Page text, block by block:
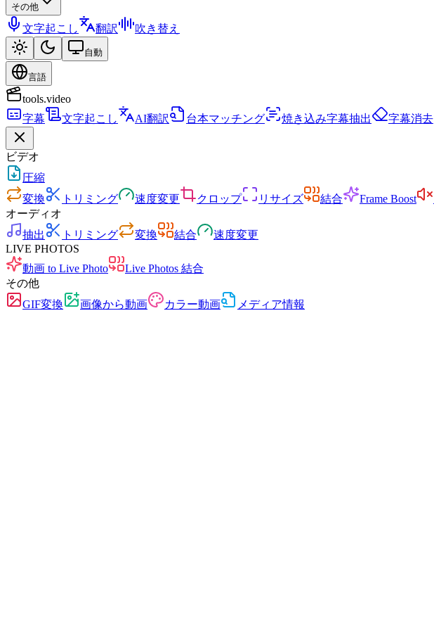
その他
文字起こし 翻訳 吹き替え
自動
言語
tools.video
字幕
文字起こし AI翻訳 台本マッチング 焼き込み字幕抽出 字幕消去
ビデオ
圧縮
変換
トリミング 速度変更 クロップ リサイズ 結合 Frame Boost
オーディオ
抽出
トリミング 変換 結合
速度変更
LIVE PHOTOS
動画 to Live Photo
Live Photos 結合
その他
GIF変換
画像から動画 カラー動画 メディア情報